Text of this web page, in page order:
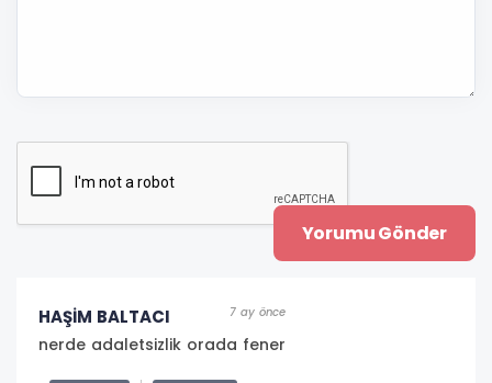
HAŞİM BALTACI 7 ay önce
nerde adaletsizlik orada fener